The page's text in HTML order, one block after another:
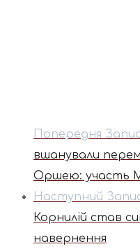
Попередня Запис
вшанували
Оршею: участь
Наступний
Корнилій став
навернення